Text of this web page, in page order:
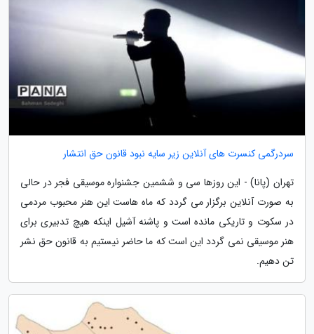
سردرگمی کنسرت های آنلاین زیر سایه نبود قانون حق انتشار
تهران (پانا) - این روزها سی و ششمین جشنواره موسیقی فجر در حالی
به صورت آنلاین برگزار می گردد که ماه هاست این هنر محبوب مردمی
در سکوت و تاریکی مانده است و پاشنه آشیل اینکه هیچ تدبیری برای
هنر موسیقی نمی گردد این است که ما حاضر نیستیم به قانون حق نشر
تن دهیم.